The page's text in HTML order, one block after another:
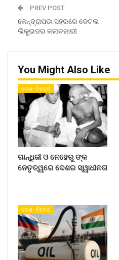
PREV POST
କେନ୍ଦ୍ରାପଡା ସହରରେ ଡେଟଲ
ଲିକୁଇଡର କଳାବଜାରୀ
You Might Also Like
ଦେଶ- ବିଦେଶ
ଗାନ୍ଧିଜୀ ଓ ନେହେରୁ ଙ୍କ
ନେତୃତ୍ୱରେ ଦେଶର ସ୍ୱାଧୀନତା
ଦେଶ- ବିଦେଶ